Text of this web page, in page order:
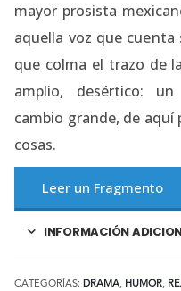
mayor prosista
aquella voz que
que colma el trazo de
amplio, desértico:
cambio grande, de
cosas.
Leer un Fragmento
INFORMACIÓN
CATEGORÍAS: DRAMA, HUMOR,